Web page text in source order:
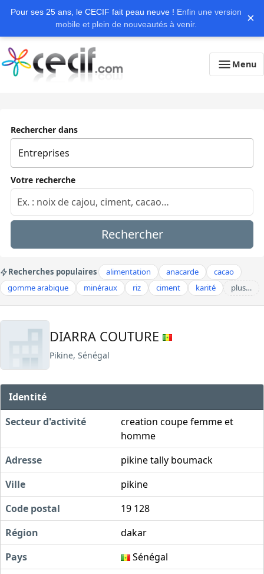
Pour ses 25 ans, le CECIF fait peau neuve ! Enfin une version
mobile et plein de nouveautés à venir.
×
Menu
Rechercher dans
Votre recherche
Rechercher
Recherches populaires alimentation anacarde
cacao
gomme arabique
minéraux riz ciment karité plus…
DIARRA COUTURE
Pikine, Sénégal
Identité
Secteur d'activité
creation coupe femme et
homme
Adresse
pikine tally boumack
Ville
pikine
Code postal
19 128
Région
dakar
Pays
Sénégal